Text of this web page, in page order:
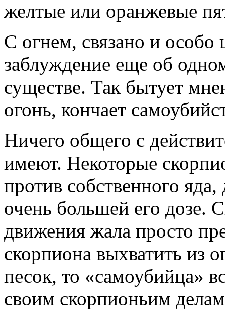
желтые или оранжевые
С огнем, связано и особо
заблуждение еще об
существе. Так бытует
огонь, кончает
Ничего общего с
имеют. Некоторые
против собственного
очень большей его дозе.
движения жала просто
скорпиона выхватить из
песок, то «самоубийца»
своим скорпионьим